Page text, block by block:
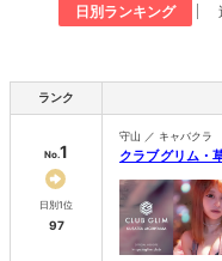
日別ランキング
ランク
No.1
日別1位
97
守山 ／ キャバクラ
クラブグリム・